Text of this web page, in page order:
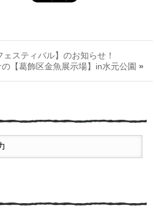
スティバル】のお知らせ！
の【葛飾区金魚展示場】in水元公園 »